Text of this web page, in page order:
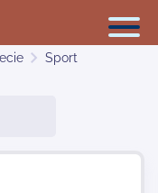
Sport